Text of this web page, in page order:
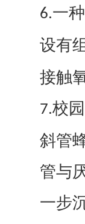
6.一
设有
接触
7.校
斜管
管与
一步